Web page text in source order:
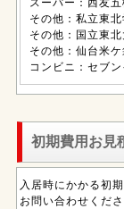
スーパー：西友
その他：私立東
その他：国立東
その他：仙台米
コンビニ：セブ
初期費用お見
入居時にかかる初
お問い合わせくださ